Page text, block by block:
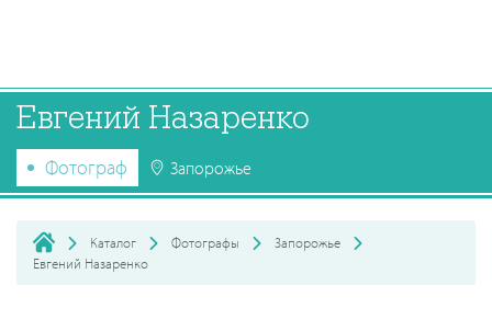
Евгений Назаренко
Фотограф Запорожье
Каталог Фотографы
Запорожье
Евгений Назаренко